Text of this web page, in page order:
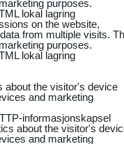
purposes.
lokal lagring
on the website,
from multiple visits.
purposes.
lokal lagring
about the visitor's device
and marketing
informasjonskapsel
about the visitor's
and marketing